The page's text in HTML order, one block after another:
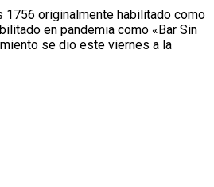
1756 originalmente habilitado como
en pandemia como «Bar Sin
se dio este viernes a la